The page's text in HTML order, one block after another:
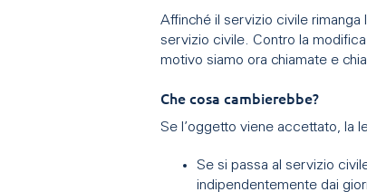
Affinché il servizio civile rimanga
servizio civile. Contro la
motivo siamo ora chiamate e
Che cosa cambierebbe?
Se l’oggetto viene accettato, la
Se si passa al servizio
indipendentemente dai